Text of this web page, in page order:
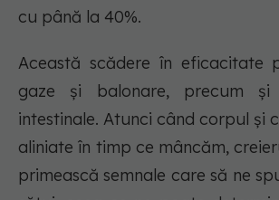
cu până la 40%.
Această scădere în eficacitate
gaze și balonare, precum și
intestinale. Atunci când corpul și
aliniate în timp ce mâncăm,
primească semnale care să ne